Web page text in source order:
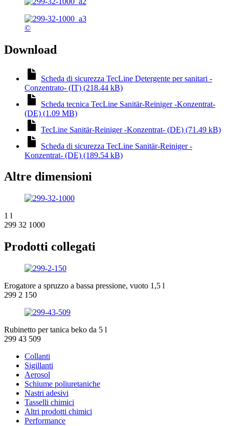
©
Download
Scheda di sicurezza TecLine Detergente per sanitari -
Conzentrato- (IT) (218.44 kB)
Scheda tecnica TecLine Sanitär-Reiniger -Konzentrat-
(DE) (1.09 MB)
TecLine Sanitär-Reiniger -Konzentrat- (DE) (71.49 kB)
Scheda di sicurezza TecLine Sanitär-Reiniger -
Konzentrat- (DE) (189.54 kB)
Altre dimensioni
1 l
299 32 1000
Prodotti collegati
Erogatore a spruzzo a bassa pressione, vuoto 1,5 l
299 2 150
Rubinetto per tanica beko da 5 l
299 43 509
Collanti
Sigillanti
Aerosol
Schiume poliuretaniche
Nastri adesivi
Tasselli chimici
Altri prodotti chimici
Performance